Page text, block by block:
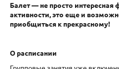
Балет — не просто интересная
активности, это еще и
приобщиться к прекрасному!
О расписании